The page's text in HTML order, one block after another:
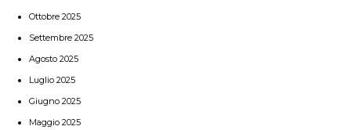
Ottobre 2025
Settembre 2025
Agosto 2025
Luglio 2025
Giugno 2025
Maggio 2025